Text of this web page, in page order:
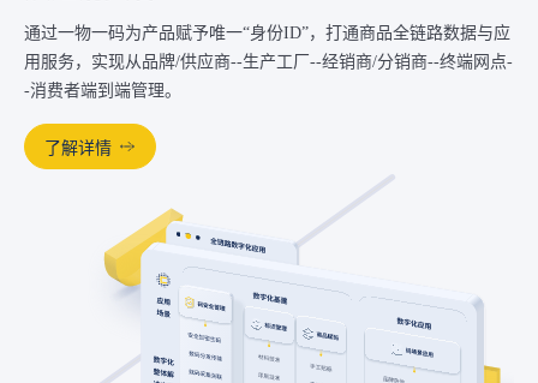
通过一物一码为产品赋予唯一“身份ID”，打通商品全链路数据与应
用服务，实现从品牌/供应商--生产工厂--经销商/分销商--终端网点-
-消费者端到端管理。
了解详情